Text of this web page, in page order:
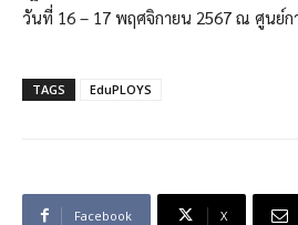
วันที่ 16 – 17 พฤศจิกายน 2567 ณ ศูนย์
TAGS EduPLOYS
Facebook X